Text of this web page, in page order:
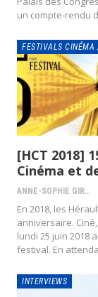
un compte-rendu
[HCT 2018]
Cinéma et
ANNE-SOPHIE GIRAUD
En 2018, les
anniversaire.
lundi 25 juin 2018
festival. En
INTERVIEWS